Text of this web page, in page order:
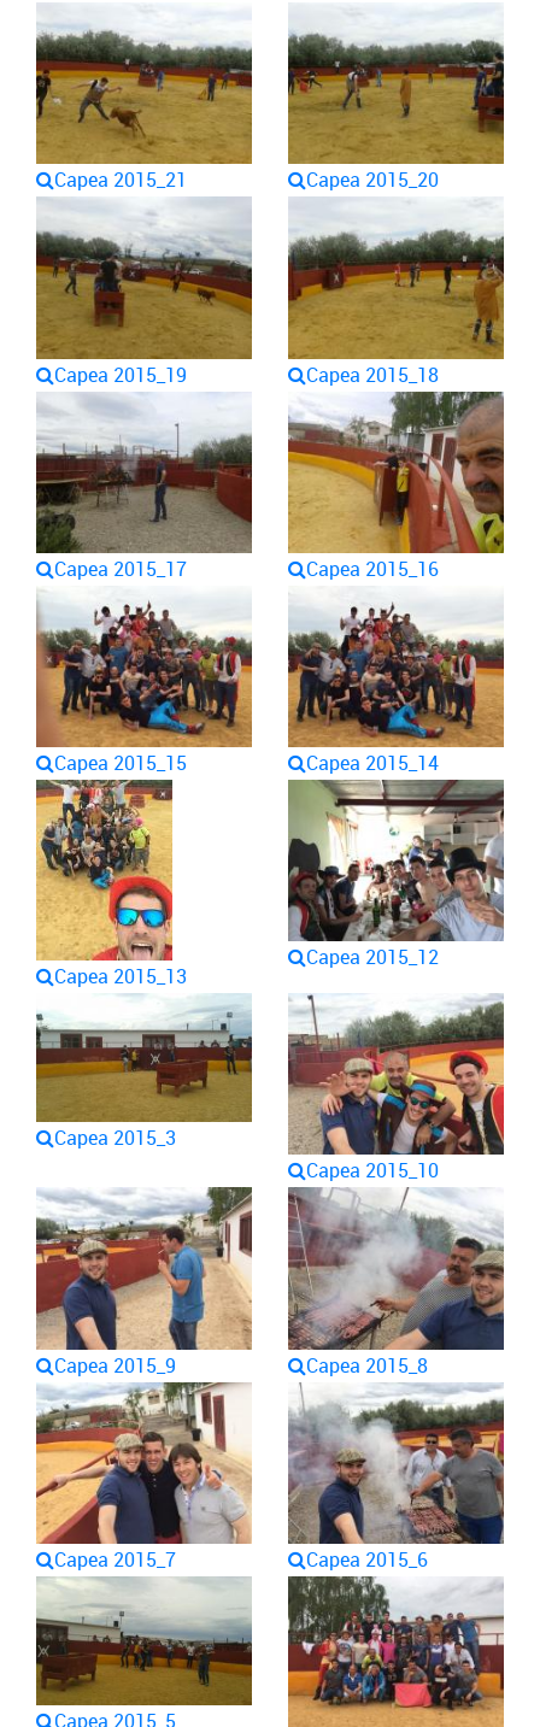
Capea 2015_21 Capea 2015_20
Capea 2015_19 Capea 2015_18
Capea 2015_17 Capea 2015_16
Capea 2015_15 Capea 2015_14
Capea 2015_13
Capea 2015_12
Capea 2015_3
Capea 2015_10
Capea 2015_9 Capea 2015_8
Capea 2015_7 Capea 2015_6
Capea 2015_5